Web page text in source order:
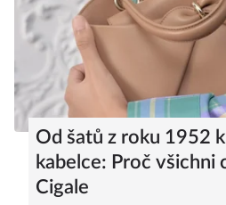
Od šatů z roku 1952
kabelce: Proč všichni
Cigale